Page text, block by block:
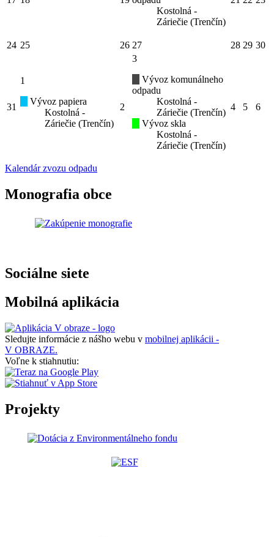
Kostolná -
Záriečie (Trenčín)
24 25 26 27 28 29 30
31
1
Vývoz papiera
Kostolná -
Záriečie (Trenčín)
2
3
Vývoz komunálneho
odpadu
Kostolná -
Záriečie (Trenčín)
Vývoz skla
Kostolná -
Záriečie (Trenčín)
4 5 6
Kalendár zvozu odpadu
Monografia obce
Sociálne siete
Mobilná aplikácia
Sledujte informácie z nášho webu v mobilnej aplikácii -
V OBRAZE.
Voľne k stiahnutiu:
Projekty